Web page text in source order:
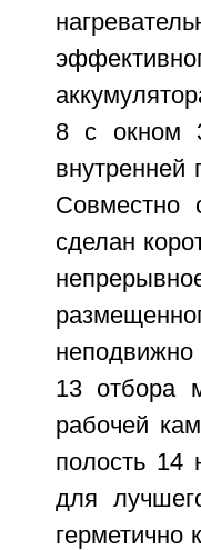
8 с окном
внутренней
Совместно
сделан
13 отбора
рабочей
полость 14
для